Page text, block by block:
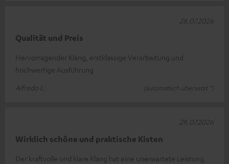
Qualität und Preis
Hervorragender Klang, erstklassige Verarbeitung und
hochwertige Ausführung
Alfredo L.
(automatisch übersetzt *)
28.07.2026
Wirklich schöne und praktische Kisten
Der kraftvolle und klare Klang hat eine unerwartete Leistung,
28.07.2026